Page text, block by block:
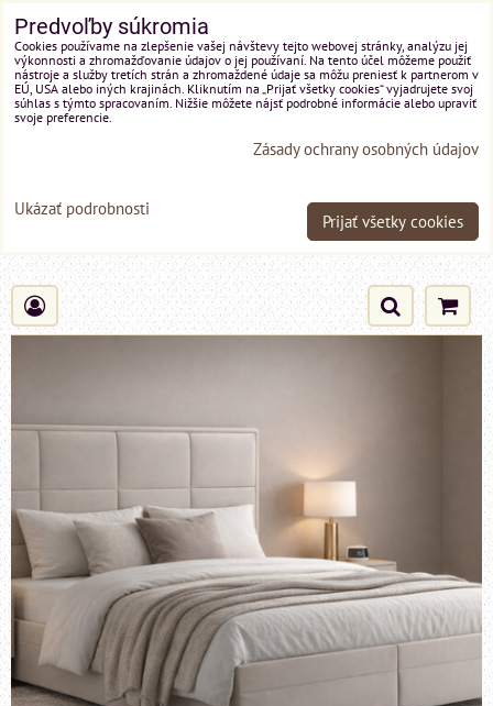
Predvoľby súkromia
Cookies používame na zlepšenie vašej návštevy tejto webovej stránky, analýzu jej
výkonnosti a zhromažďovanie údajov o jej používaní. Na tento účel môžeme použiť
nástroje a služby tretích strán a zhromaždené údaje sa môžu preniesť k partnerom v
EÚ, USA alebo iných krajinách. Kliknutím na „Prijať všetky cookies“ vyjadrujete svoj
súhlas s týmto spracovaním. Nižšie môžete nájsť podrobné informácie alebo upraviť
svoje preferencie.
Zásady ochrany osobných údajov
Ukázať podrobnosti
Prijať všetky cookies